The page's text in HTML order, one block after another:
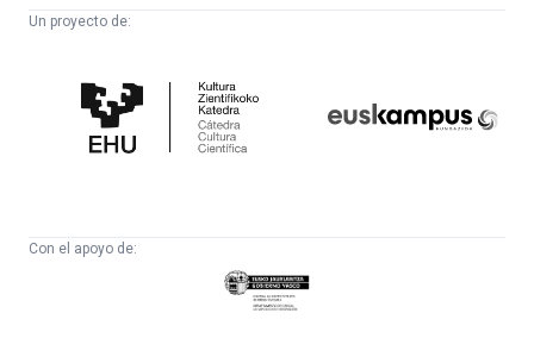
Un proyecto de:
Cultura
Científica
Con el apoyo de:
Eusko
Jaurlaritza